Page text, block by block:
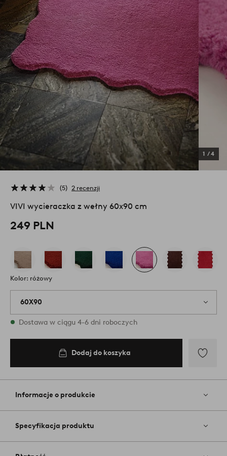
1 /4
5 2 recenzji
VIVI wycieraczka z wełny 60x90 cm
249 PLN
Kolor: różowy
60X90
W magazynie
Dostawa w ciągu 4-6 dni roboczych
Dodaj do koszyka
do
Informacje o produkcie
Specyfikacja produktu